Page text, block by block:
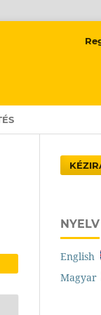
NYELV
English
Magyar